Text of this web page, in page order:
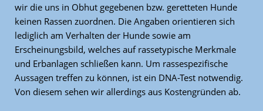
wir die uns in Obhut gegebenen bzw. geretteten Hunde
keinen Rassen zuordnen. Die Angaben orientieren sich
lediglich am Verhalten der Hunde sowie am
Erscheinungsbild, welches auf rassetypische Merkmale
und Erbanlagen schließen kann. Um rassespezifische
Aussagen treffen zu können, ist ein DNA-Test notwendig.
Von diesem sehen wir allerdings aus Kostengründen ab.